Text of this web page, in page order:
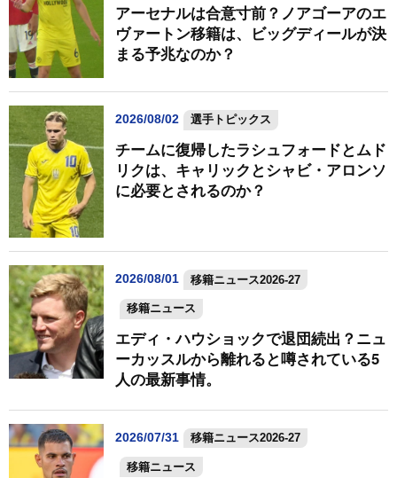
アーセナルは合意寸前？ノアゴーアのエ
ヴァートン移籍は、ビッグディールが決
まる予兆なのか？
2026/08/02 選手トピックス
チームに復帰したラシュフォードとムド
リクは、キャリックとシャビ・アロンソ
に必要とされるのか？
2026/08/01 移籍ニュース2026-27
移籍ニュース
エディ・ハウショックで退団続出？ニュ
ーカッスルから離れると噂されている5
人の最新事情。
2026/07/31 移籍ニュース2026-27
移籍ニュース